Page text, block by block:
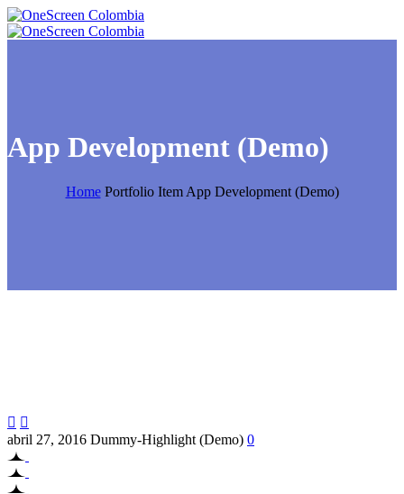
App Development (Demo)
Home Portfolio Item App Development (Demo)
 
abril 27, 2016 Dummy-Highlight (Demo) 0